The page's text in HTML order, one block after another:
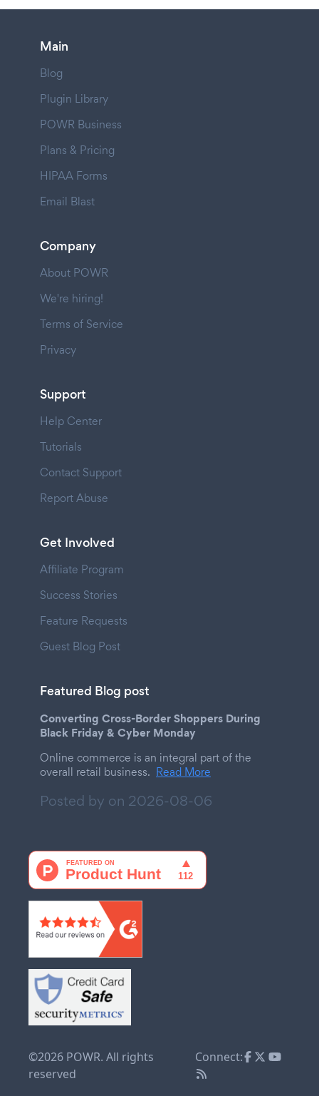
Main
Blog
Plugin Library
POWR Business
Plans & Pricing
HIPAA Forms
Email Blast
Company
About POWR
We're hiring!
Terms of Service
Privacy
Support
Help Center
Tutorials
Contact Support
Report Abuse
Get Involved
Affiliate Program
Success Stories
Feature Requests
Guest Blog Post
Featured Blog post
Converting Cross-Border Shoppers During
Black Friday & Cyber Monday
Online commerce is an integral part of the
overall retail business. Read More
Posted by on 2026-08-06
©2026 POWR. All rights
reserved
Connect: